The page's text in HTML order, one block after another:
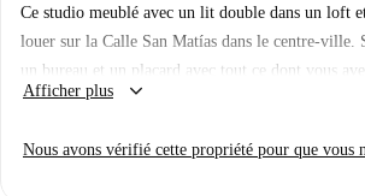
Ce studio meublé avec un lit double dans un loft
louer sur la Calle San Matías dans le centre-ville.
un bureau et un placard avec tout ce dont vous
dans la cuisine équipée. La salle de bain est
Afficher plus keyboard_arrow_down
Nous avons vérifié cette propriété pour que vous